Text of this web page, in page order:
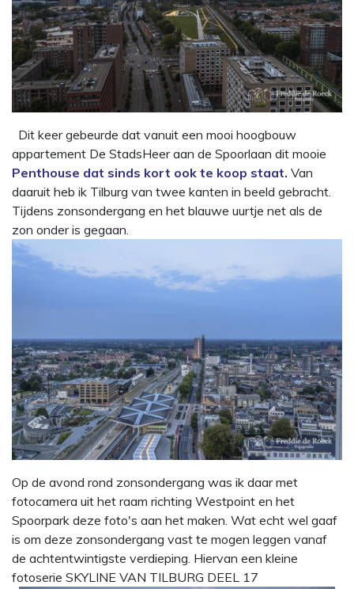
Dit keer gebeurde dat vanuit een mooi hoogbouw
appartement De StadsHeer aan de Spoorlaan dit mooie
Penthouse dat sinds kort ook te koop staat. Van
daaruit heb ik Tilburg van twee kanten in beeld gebracht.
Tijdens zonsondergang en het blauwe uurtje net als de
zon onder is gegaan.
Op de avond rond zonsondergang was ik daar met
fotocamera uit het raam richting Westpoint en het
Spoorpark deze foto's aan het maken. Wat echt wel gaaf
is om deze zonsondergang vast te mogen leggen vanaf
de achtentwintigste verdieping. Hiervan een kleine
fotoserie SKYLINE VAN TILBURG DEEL 17